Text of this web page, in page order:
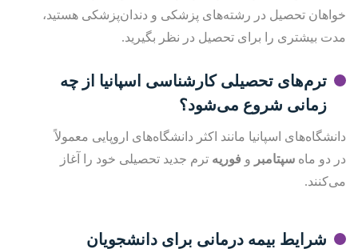
خواهان تحصیل در رشته‌های پزشکی و دندان‌پزشکی هستید،
مدت بیشتری را برای تحصیل در نظر بگیرید.
ترم‌های تحصیلی کارشناسی اسپانیا از چه
زمانی شروع می‌شود؟
دانشگاه‌های اسپانیا مانند اکثر دانشگاه‌های اروپایی معمولاً
در دو ماه سپتامبر و فوریه ترم جدید تحصیلی خود را آغاز
می‌کنند.
شرایط بیمه درمانی برای دانشجویان